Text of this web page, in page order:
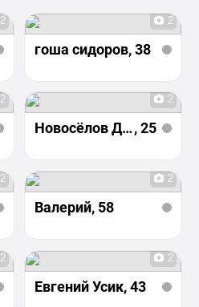
2 2
гоша сидоров, 38
2 2
Новосёлов Даниил, 25
2 2
Валерий, 58
2 2
Евгений Усик, 43